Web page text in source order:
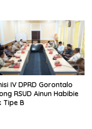
IV DPRD Gorontalo
RSUD Ainun Habibie
Tipe B